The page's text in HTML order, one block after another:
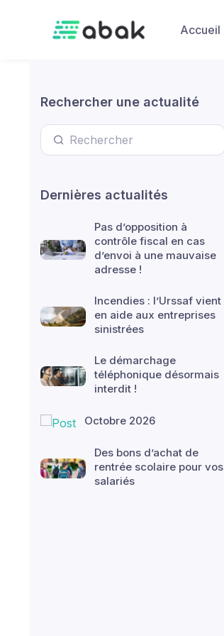
Accueil
Rechercher une actualité
Dernières actualités
Pas d’opposition à
contrôle fiscal en cas
d’envoi à une mauvaise
adresse !
Incendies : l’Urssaf vient
en aide aux entreprises
sinistrées
Le démarchage
téléphonique désormais
interdit !
Octobre 2026
Des bons d’achat de
rentrée scolaire pour vos
salariés